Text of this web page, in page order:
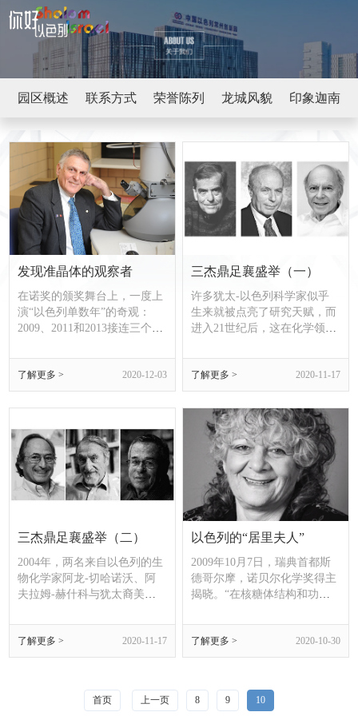
园区概述 联系方式 荣誉陈列 龙城风貌 印象迦南
发现准晶体的观察者
在诺奖的颁奖舞台上，一度上
演“以色列单数年”的奇观：
2009、2011和2013接连三个单
色列科学家摘得。
了解更多 > 2020-12-03
三杰鼎足襄盛举（一）
许多犹太-以色列科学家似乎
生来就被点亮了研究天赋，而
进入21世纪后，这在化学领域
位以色列科学家和一位美籍犹
太科学家将诺贝尔化学奖“包
圆”。
了解更多 > 2020-11-17
三杰鼎足襄盛举（二）
2004年，两名来自以色列的生
物化学家阿龙-切哈诺沃、阿
夫拉姆-赫什科与犹太裔美国
诺贝尔化学奖；2013
年，“2+1=3”的景象重现。
了解更多 > 2020-11-17
以色列的“居里夫人”
2009年10月7日，瑞典首都斯
德哥尔摩，诺贝尔化学奖得主
揭晓。“在核糖体结构和功能
晶体学家阿达-约纳特与两位
美国同行拉马克里希南、施泰
茨分享这一荣誉。
了解更多 > 2020-10-30
首页 上一页 8 9 10